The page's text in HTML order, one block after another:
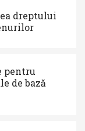
dreptului
pentru
de bază